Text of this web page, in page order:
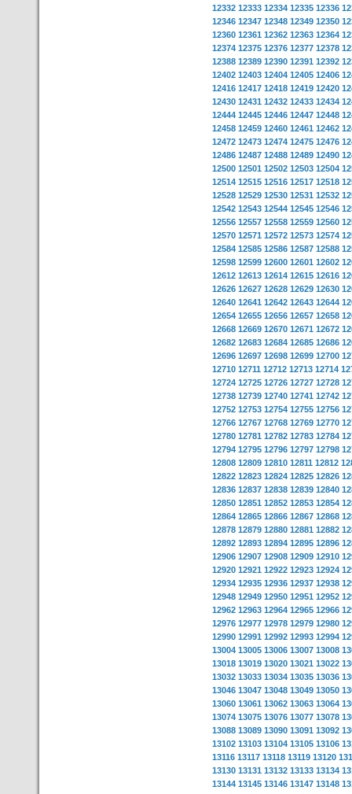
12332 12333 12334 12335 12336
12346 12347 12348 12349 12350
12360 12361 12362 12363 12364
12374 12375 12376 12377 12378
12388 12389 12390 12391 12392
12402 12403 12404 12405 12406
12416 12417 12418 12419 12420
12430 12431 12432 12433 12434
12444 12445 12446 12447 12448
12458 12459 12460 12461 12462
12472 12473 12474 12475 12476
12486 12487 12488 12489 12490
12500 12501 12502 12503 12504
12514 12515 12516 12517 12518
12528 12529 12530 12531 12532
12542 12543 12544 12545 12546
12556 12557 12558 12559 12560
12570 12571 12572 12573 12574
12584 12585 12586 12587 12588
12598 12599 12600 12601 12602
12612 12613 12614 12615 12616
12626 12627 12628 12629 12630
12640 12641 12642 12643 12644
12654 12655 12656 12657 12658
12668 12669 12670 12671 12672
12682 12683 12684 12685 12686
12696 12697 12698 12699 12700
12710 12711 12712 12713 12714
12724 12725 12726 12727 12728
12738 12739 12740 12741 12742
12752 12753 12754 12755 12756
12766 12767 12768 12769 12770
12780 12781 12782 12783 12784
12794 12795 12796 12797 12798
12808 12809 12810 12811 12812
12822 12823 12824 12825 12826
12836 12837 12838 12839 12840
12850 12851 12852 12853 12854
12864 12865 12866 12867 12868
12878 12879 12880 12881 12882
12892 12893 12894 12895 12896
12906 12907 12908 12909 12910
12920 12921 12922 12923 12924
12934 12935 12936 12937 12938
12948 12949 12950 12951 12952
12962 12963 12964 12965 12966
12976 12977 12978 12979 12980
12990 12991 12992 12993 12994
13004 13005 13006 13007 13008
13018 13019 13020 13021 13022
13032 13033 13034 13035 13036
13046 13047 13048 13049 13050
13060 13061 13062 13063 13064
13074 13075 13076 13077 13078
13088 13089 13090 13091 13092
13102 13103 13104 13105 13106
13116 13117 13118 13119 13120
13130 13131 13132 13133 13134
13144 13145 13146 13147 13148